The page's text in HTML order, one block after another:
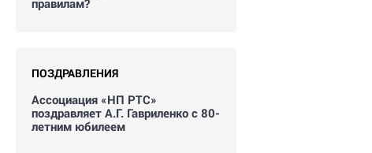
правилам?
ПОЗДРАВЛЕНИЯ
Ассоциация «НП РТС»
поздравляет А.Г. Гавриленко с 80-
летним юбилеем